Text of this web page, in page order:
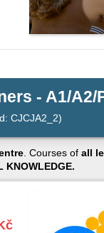
- A1/
CJCJA2_2)
. Courses of all
KNOWLEDGE.